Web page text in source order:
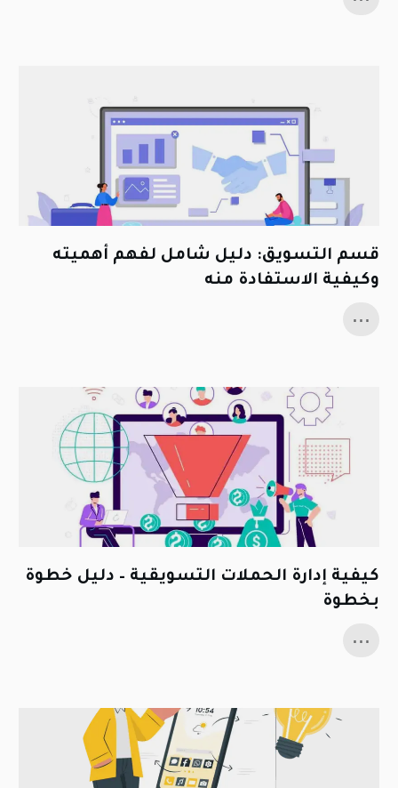
قسم التسويق: دليل شامل لفهم أهميته
وكيفية الاستفادة منه
...
كيفية إدارة الحملات التسويقية – دليل خطوة
بخطوة
...